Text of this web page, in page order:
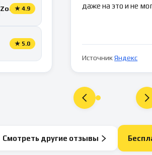
Zoon★4.9
★ 5.0
даже на это и не
Источник Яндекс
Смотреть другие отзывы